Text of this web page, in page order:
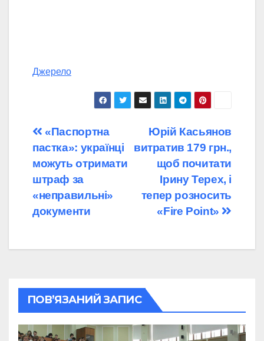
Джерело
Навігація
записів
Юрій Касьянов
витратив 179 грн.,
щоб почитати
Ірину Терех, і
тепер розносить
«Fire Point»
«Паспортна
пастка»: українці
можуть отримати
штраф за
«неправильні»
документи
ПОВ’ЯЗАНИЙ ЗАПИС